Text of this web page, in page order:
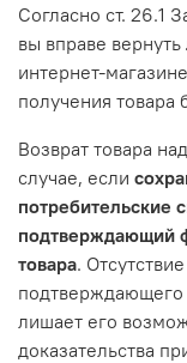
Согласно ст. 26.1
вы вправе вернуть
интернет-
получения товара
Возврат товара
случае, если
потребительские
подтверждающий
товара.
подтверждающего
лишает его
доказательства